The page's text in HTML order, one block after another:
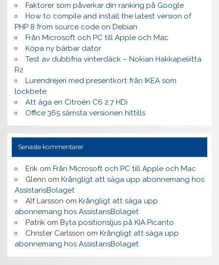
Faktorer som påverkar din ranking på Google
How to compile and install the latest version of
PHP 8 from source code on Debian
Från Microsoft och PC till Apple och Mac
Köpa ny bärbar dator
Test av dubbfria vinterdäck – Nokian Hakkapeliitta
R2
Lurendrejeri med presentkort från IKEA som
lockbete
Att äga en Citroën C6 2.7 HDi
Office 365 sämsta versionen hittills
Senaste kommentarer
Erikom Från Microsoft och PC till Apple och Mac
Glenn om Krångligt att säga upp abonnemang hos
AssistansBolaget
Alf Larsson om Krångligt att säga upp
abonnemang hos AssistansBolaget
Patrikom Byta positionsljus på KIA Picanto
Christer Carlsson om Krångligt att säga upp
abonnemang hos AssistansBolaget